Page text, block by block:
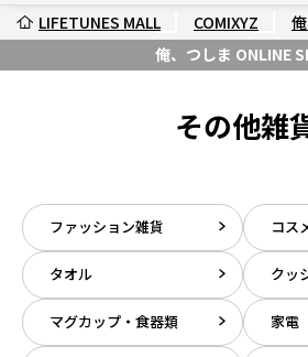
LIFETUNES MALL
COMIXYZ
俺、つしま ONLINE
その他雑
ファッション雑貨 コス
タオル クッ
マグカップ・食器類 家電